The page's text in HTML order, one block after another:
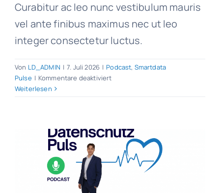
Curabitur ac leo nunc vestibulum mauris
vel ante finibus maximus nec ut leo
integer consectetur luctus.
Von LD_ADMIN | 7. Juli 2026 | Podcast, Smartdata
Pulse | Kommentare deaktiviertfür
Weiterlesen